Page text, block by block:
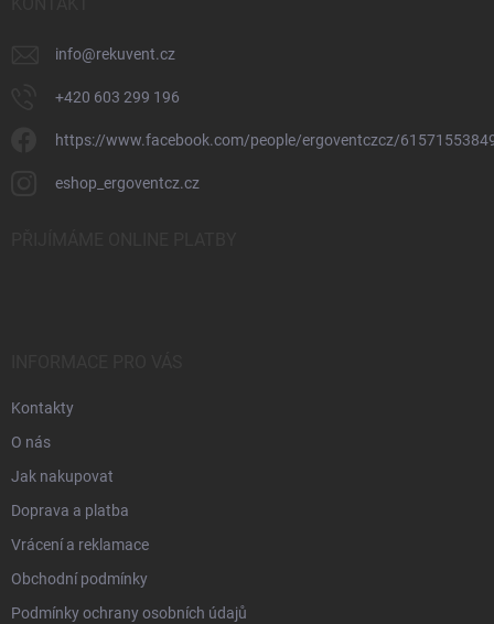
info@rekuvent.cz
+420 603 299 196
https://www.facebook.com/people/ergoventczcz/
eshop_ergoventcz.cz
Kontakty
O nás
Jak nakupovat
Doprava a platba
Vrácení a reklamace
Obchodní podmínky
Podmínky ochrany osobních údajů